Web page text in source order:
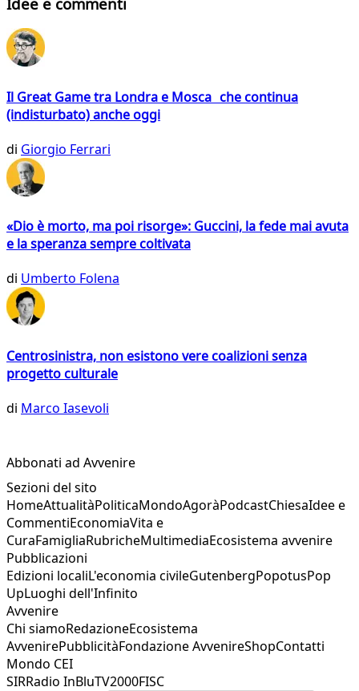
Il Great Game tra Londra e Mosca che continua
(indisturbato) anche oggi
di Giorgio Ferrari
«Dio è morto, ma poi risorge»: Guccini, la fede mai avuta
e la speranza sempre coltivata
di Umberto Folena
Centrosinistra, non esistono vere coalizioni senza
progetto culturale
di Marco Iasevoli
Abbonati ad Avvenire
Sezioni del sito
HomeAttualitàPoliticaMondoAgoràPodcastChiesaIdee e
CommentiEconomiaVita e
CuraFamigliaRubricheMultimediaEcosistema avvenire
Pubblicazioni
Edizioni localiL'economia civileGutenbergPopotusPop
UpLuoghi dell'Infinito
Avvenire
Chi siamoRedazioneEcosistema
AvvenirePubblicitàFondazione AvvenireShopContatti
Mondo CEI
SIRRadio InBluTV2000FISC